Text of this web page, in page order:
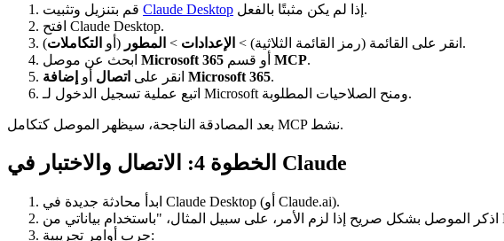
Claude Desktop
إذا لم يكن مثبتًا بالفعل.
افتح Claude Desktop.
انقر على القائمة (رمز القائمة الثلاثية) > الإعدادات > المطور (أو التكاملات
).
Microsoft 365 MCP.
انقر على اتصال أو إضافة Microsoft 365.
اتبع عملية تسجيل الدخول لـ Microsoft ومنح الصلاحيات المطلوبة.
بعد المصادقة الناجحة، سيظهر الموصل كتكامل MCP نشط.
الخطوة 4: الاتصال والاختبار في Claude
ابدأ محادثة جديدة في Claude Desktop (أو Claude.ai).
جرب أوامر تجريبية: